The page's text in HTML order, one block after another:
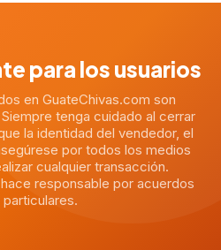
para los usuarios
en GuateChivas.com son
tenga cuidado al cerrar
la identidad del vendedor, el
por todos los medios
cualquier transacción.
responsable por acuerdos